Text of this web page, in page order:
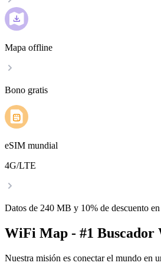
Mapa offline
Bono gratis
eSIM mundial
4G/LTE
Datos de 240 MB y 10% de descuento
WiFi Map - #1 Buscador
Nuestra misión es conectar el mundo en